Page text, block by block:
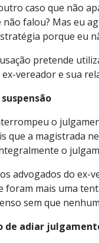
caso que não
falou? Mas eu
porque eu
pretende
vereador e sua
o
que a magistrada
o
advogados do ex-
foram mais uma
sem que
de adiar